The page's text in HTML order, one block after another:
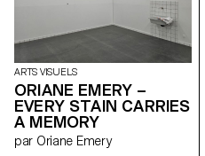
real; the possible, the
"practically impossible," the
impossible in principle; the
instrumental, the operative, and
the contingent; same, change,
chance.
ARTS VISUELS
ORIANE EMERY –
EVERY STAIN CARRIES
A MEMORY
par Oriane Emery